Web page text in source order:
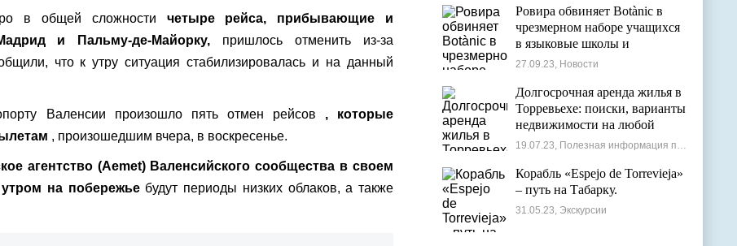
в общей сложности четыре рейса, прибывающие и
и Пальму-де-Майорку, пришлось отменить из-за
что к утру ситуация стабилизировалась и на данный
Валенсии произошло пять отмен рейсов , которые
, произошедшим вчера, в воскресенье.
агентство (Aemet) Валенсийского сообщества в своем
на побережьебудут периоды низких облаков, а также
Ровира обвиняет Botànic в
чрезмерном наборе учащихся
в языковые школы и
проблемах с ассигнованиями
27.09.23, Новости
Долгосрочная аренда жилья в
Торревьехе: поиски, варианты
недвижимости на любой
бюджет
19.07.23, Полезная информация по недвижимости
Корабль «Espejo de Torrevieja»
– путь на Табарку.
31.05.23, Экскурсии